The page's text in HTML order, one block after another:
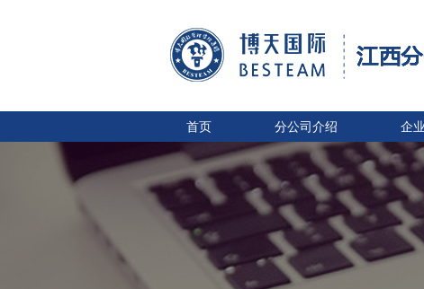
首页 分公司介绍 企